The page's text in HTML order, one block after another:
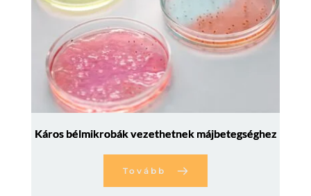
Káros bélmikrobák vezethetnek májbetegséghez
Tovább